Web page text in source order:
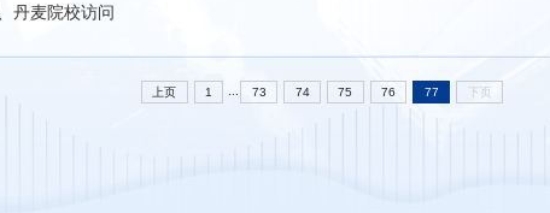
丹麦院校访问
上页 1 ... 73 74 75 76 77 下页